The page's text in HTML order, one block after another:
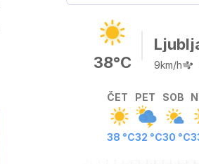
38°C 9km/h
ČET
38 °C
PET
32 °C
SOB
30 °C